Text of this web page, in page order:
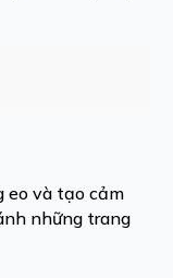
eo và tạo cảm
những trang